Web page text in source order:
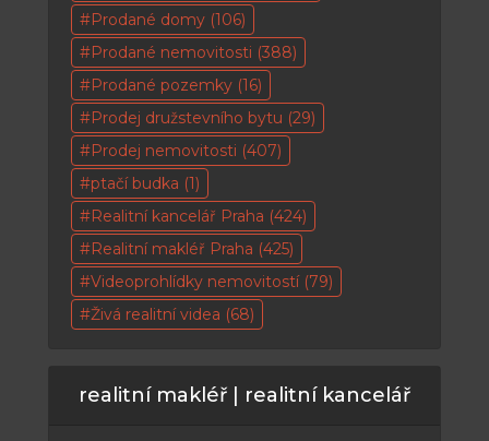
Prodané domy (106)
Prodané nemovitosti (388)
Prodané pozemky (16)
Prodej družstevního bytu (29)
Prodej nemovitosti (407)
ptačí budka (1)
Realitní kancelář Praha (424)
Realitní makléř Praha (425)
Videoprohlídky nemovitostí(79)
Živá realitní videa (68)
realitní makléř | realitní kancelář